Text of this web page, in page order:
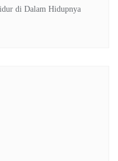
di Dalam Hidupnya